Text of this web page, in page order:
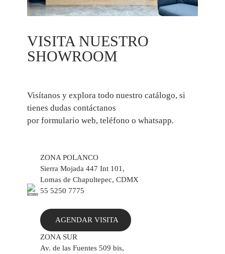
VISITA NUESTRO
SHOWROOM
Visítanos y explora todo nuestro catálogo, si
tienes dudas contáctanos
por formulario web, teléfono o whatsapp.
ZONA POLANCO
Sierra Mojada 447 Int 101,
Lomas de Chapultepec, CDMX
55 5250 7775
AGENDAR VISITA
ZONA SUR
Av. de las Fuentes 509 bis,